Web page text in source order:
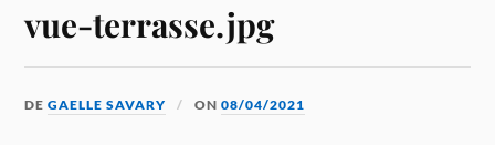
vue-terrasse.jpg
DEGAELLE SAVARY ON08/04/2021